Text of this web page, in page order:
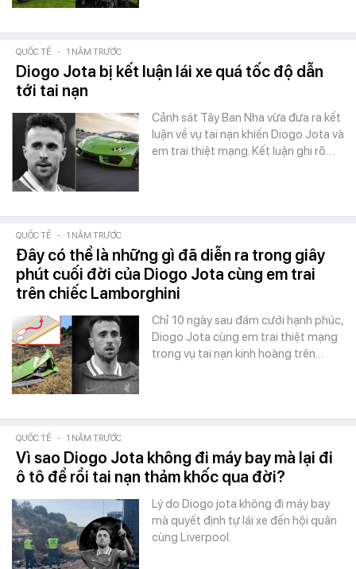
QUỐC TẾ - 1 NĂM TRƯỚC
Diogo Jota bị kết luận lái xe quá tốc độ dẫn
tới tai nạn
Cảnh sát Tây Ban Nha vừa đưa ra kết
luận về vụ tai nạn khiến Diogo Jota và
em trai thiệt mạng. Kết luận ghi rõ…
QUỐC TẾ - 1 NĂM TRƯỚC
Đây có thể là những gì đã diễn ra trong giây
phút cuối đời của Diogo Jota cùng em trai
trên chiếc Lamborghini
Chỉ 10 ngày sau đám cưới hạnh phúc,
Diogo Jota cùng em trai thiệt mạng
trong vụ tai nạn kinh hoàng trên…
QUỐC TẾ - 1 NĂM TRƯỚC
Vì sao Diogo Jota không đi máy bay mà lại đi
ô tô để rồi tai nạn thảm khốc qua đời?
Lý do Diogo jota không đi máy bay
mà quyết định tự lái xe đến hội quân
cùng Liverpool.